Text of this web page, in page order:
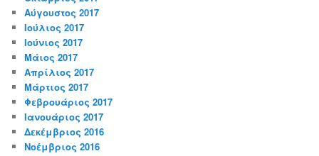
Αύγουστος 2017
Ιούλιος 2017
Ιούνιος 2017
Μάιος 2017
Απρίλιος 2017
Μάρτιος 2017
Φεβρουάριος 2017
Ιανουάριος 2017
Δεκέμβριος 2016
Νοέμβριος 2016